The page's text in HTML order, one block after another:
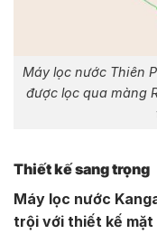
Máy lọc nước Thiên
được lọc qua màng
Thiết kế sang trọng
Máy lọc nước
trội với thiết kế